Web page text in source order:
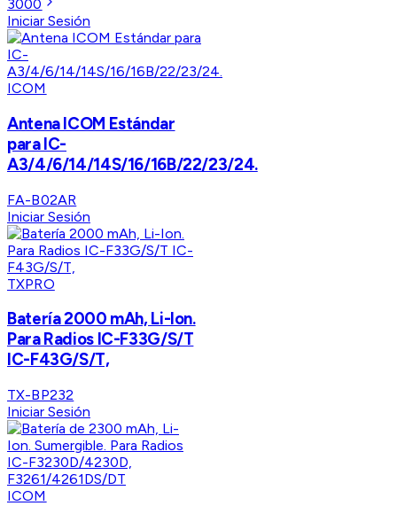
3000
Iniciar Sesión
ICOM
Antena ICOM Estándar
para IC-
A3/4/6/14/14S/16/16B/22/23/24.
FA-B02AR
Iniciar Sesión
TXPRO
Batería 2000 mAh, Li-Ion.
Para Radios IC-F33G/S/T
IC-F43G/S/T,
TX-BP232
Iniciar Sesión
ICOM